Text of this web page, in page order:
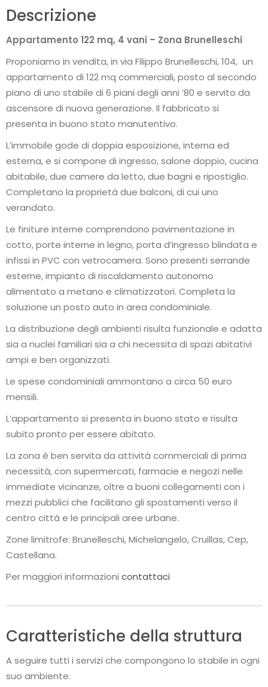
Descrizione
Appartamento 122 mq, 4 vani – Zona Brunelleschi
Proponiamo in vendita, in via Filippo Brunelleschi, 104, un
appartamento di 122 mq commerciali, posto al secondo
piano di uno stabile di 6 piani degli anni ’80 e servito da
ascensore di nuova generazione. Il fabbricato si
presenta in buono stato manutentivo.
L’immobile gode di doppia esposizione, interna ed
esterna, e si compone di ingresso, salone doppio, cucina
abitabile, due camere da letto, due bagni e ripostiglio.
Completano la proprietà due balconi, di cui uno
verandato.
Le finiture interne comprendono pavimentazione in
cotto, porte interne in legno, porta d’ingresso blindata e
infissi in PVC con vetrocamera. Sono presenti serrande
esterne, impianto di riscaldamento autonomo
alimentato a metano e climatizzatori. Completa la
soluzione un posto auto in area condominiale.
La distribuzione degli ambienti risulta funzionale e adatta
sia a nuclei familiari sia a chi necessita di spazi abitativi
ampi e ben organizzati.
Le spese condominiali ammontano a circa 50 euro
mensili.
L’appartamento si presenta in buono stato e risulta
subito pronto per essere abitato.
La zona è ben servita da attività commerciali di prima
necessità, con supermercati, farmacie e negozi nelle
immediate vicinanze, oltre a buoni collegamenti con i
mezzi pubblici che facilitano gli spostamenti verso il
centro città e le principali aree urbane.
Zone limitrofe: Brunelleschi, Michelangelo, Cruillas, Cep,
Castellana.
Per maggiori informazioni contattaci
Caratteristiche della struttura
A seguire tutti i servizi che compongono lo stabile in ogni
suo ambiente.